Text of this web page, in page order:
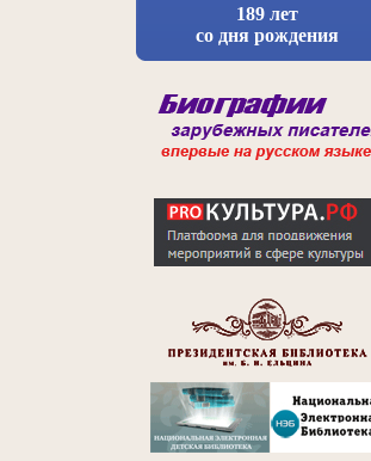
189 лет
со дня рождения